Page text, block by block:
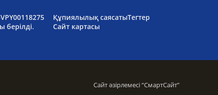
берілді.
Құпиялылық саясатыТегтер
Сайт картасы
Сайт әзірлемесі “СмартСайт”